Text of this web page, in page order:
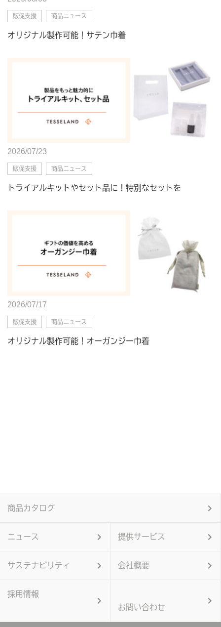
販促支援 商品ニュース
オリジナル製作可能！サテン巾着
2026/07/23
販促支援 商品ニュース
トライアルキットやセット品に！特別なセットを
2026/07/17
販促支援 商品ニュース
オリジナル製作可能！オーガンジー巾着
商品カタログ
ニュース 提供サービス
サステナビリティ 会社概要
採用情報
お問い合わせ